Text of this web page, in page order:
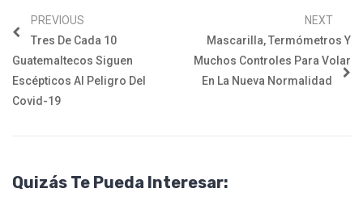
PREVIOUS
Tres De Cada 10
Guatemaltecos Siguen
Escépticos Al Peligro Del
Covid-19
NEXT
Mascarilla, Termómetros Y
Muchos Controles Para Volar
En La Nueva Normalidad
Quizás Te Pueda Interesar: